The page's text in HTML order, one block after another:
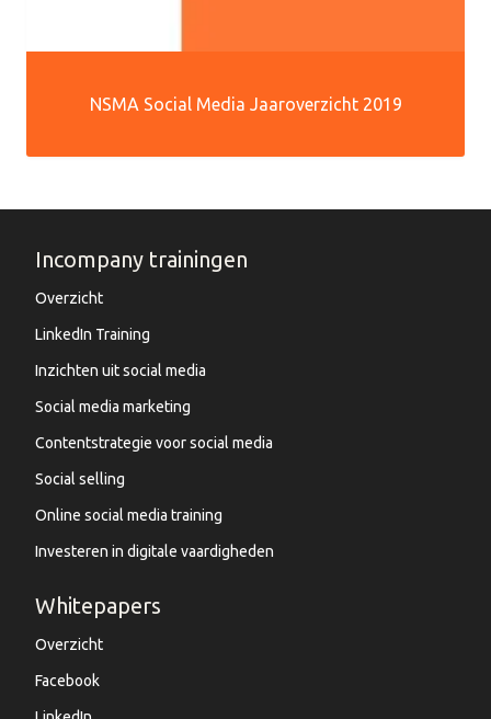
NSMA Social Media Jaaroverzicht 2019
Incompany trainingen
Overzicht
LinkedIn Training
Inzichten uit social media
Social media marketing
Contentstrategie voor social media
Social selling
Online social media training
Investeren in digitale vaardigheden
Whitepapers
Overzicht
Facebook